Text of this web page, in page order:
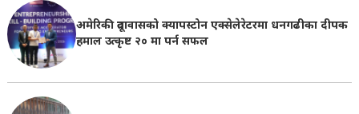
अमेरिकी दूतावासको क्यापस्टोन एक्सेलेरेटरमा धनगढीका दीपक
हमाल उत्कृष्ट २० मा पर्न सफल